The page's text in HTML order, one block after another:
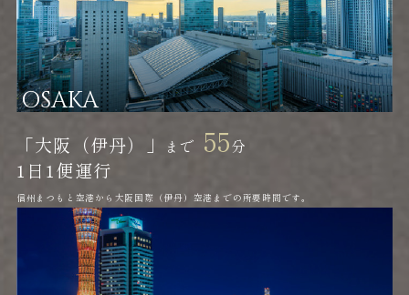
OSAKA
「大阪（伊丹）」 まで 55分
1日 1便運行
信州まつもと空港から大阪国際（伊丹）空港までの所要時間です。